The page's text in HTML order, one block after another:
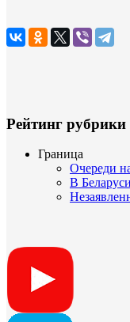
Рейтинг рубрики
Граница
Очереди
В